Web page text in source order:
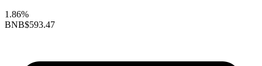
1.86%
BNB$593.47